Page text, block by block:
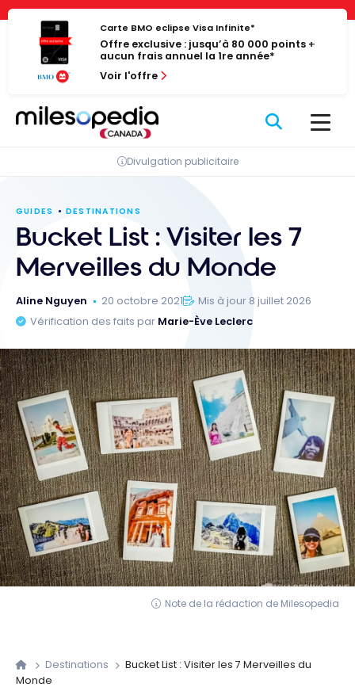
Panneau de gestion des cookies
Passer
contenu
Carte BMO eclipse Visa Infinite*
Offre exclusive : jusqu’à 80 000 points +
aucun frais annuel la 1re année*
Voir l'offre
Divulgation publicitaire
GUIDES DESTINATIONS
Bucket List : Visiter les 7
Merveilles du Monde
Aline Nguyen 20 octobre 2021
Mis à jour 8 juillet 2026
Vérification des faits par Marie-Ève Leclerc
Note de la rédaction de Milesopedia
Destinations
Bucket List : Visiter les 7 Merveilles du
Monde